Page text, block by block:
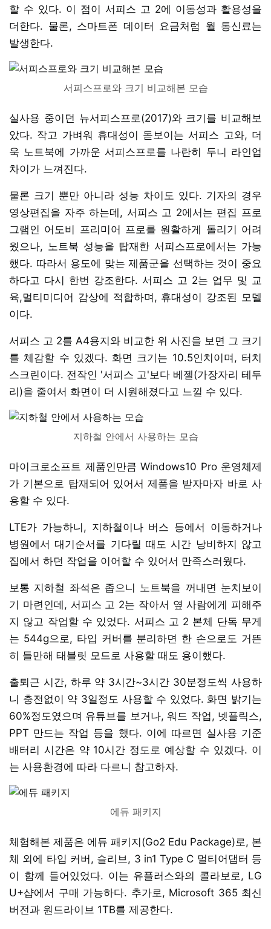
할 수 있다. 이 점이 서피스 고 2에 이동성과 활용성을
더한다. 물론, 스마트폰 데이터 요금처럼 월 통신료는
발생한다.
서피스프로와 크기 비교해본 모습
실사용 중이던 뉴서피스프로(2017)와 크기를 비교해보
았다. 작고 가벼워 휴대성이 돋보이는 서피스 고와, 더
욱 노트북에 가까운 서피스프로를 나란히 두니 라인업
차이가 느껴진다.
물론 크기 뿐만 아니라 성능 차이도 있다. 기자의 경우
영상편집을 자주 하는데, 서피스 고 2에서는 편집 프로
그램인 어도비 프리미어 프로를 원활하게 돌리기 어려
웠으나, 노트북 성능을 탑재한 서피스프로에서는 가능
했다. 따라서 용도에 맞는 제품군을 선택하는 것이 중요
하다고 다시 한번 강조한다. 서피스 고 2는 업무 및 교
육,멀티미디어 감상에 적합하며, 휴대성이 강조된 모델
이다.
서피스 고 2를 A4용지와 비교한 위 사진을 보면 그 크기
를 체감할 수 있겠다. 화면 크기는 10.5인치이며, 터치
스크린이다. 전작인 '서피스 고'보다 베젤(가장자리 테두
리)을 줄여서 화면이 더 시원해졌다고 느낄 수 있다.
지하철 안에서 사용하는 모습
마이크로소프트 제품인만큼 Windows10 Pro 운영체제
가 기본으로 탑재되어 있어서 제품을 받자마자 바로 사
용할 수 있다.
LTE가 가능하니, 지하철이나 버스 등에서 이동하거나
병원에서 대기순서를 기다릴 때도 시간 낭비하지 않고
집에서 하던 작업을 이어할 수 있어서 만족스러웠다.
보통 지하철 좌석은 좁으니 노트북을 꺼내면 눈치보이
기 마련인데, 서피스 고 2는 작아서 옆 사람에게 피해주
지 않고 작업할 수 있었다. 서피스 고 2 본체 단독 무게
는 544g으로, 타입 커버를 분리하면 한 손으로도 거뜬
히 들만해 태블릿 모드로 사용할 때도 용이했다.
출퇴근 시간, 하루 약 3시간~3시간 30분정도씩 사용하
니 충전없이 약 3일정도 사용할 수 있었다. 화면 밝기는
60%정도였으며 유튜브를 보거나, 워드 작업, 넷플릭스,
PPT 만드는 작업 등을 했다. 이에 따르면 실사용 기준
배터리 시간은 약 10시간 정도로 예상할 수 있겠다. 이
는 사용환경에 따라 다르니 참고하자.
에듀 패키지
체험해본 제품은 에듀 패키지(Go2 Edu Package)로, 본
체 외에 타입 커버, 슬리브, 3 in1 Type C 멀티어댑터 등
이 함께 들어있었다. 이는 유플러스와의 콜라보로, LG
U+샵에서 구매 가능하다. 추가로, Microsoft 365 최신
버전과 원드라이브 1TB를 제공한다.